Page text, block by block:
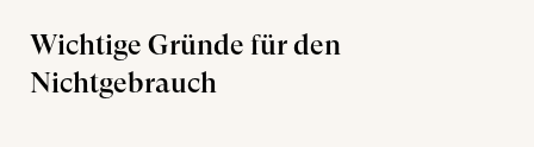
Wichtige Gründe für den
Nichtgebrauch